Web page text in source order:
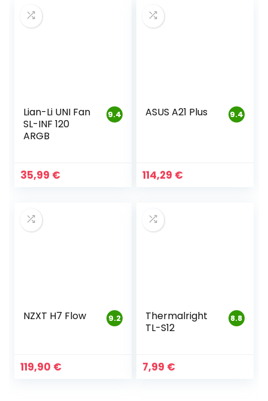
9.4
Lian-Li UNI Fan
SL-INF 120
ARGB
35,99 €
9.4
ASUS A21 Plus
114,29 €
9.2
NZXT H7 Flow
119,90 €
8.8
Thermalright
TL-S12
7,99 €